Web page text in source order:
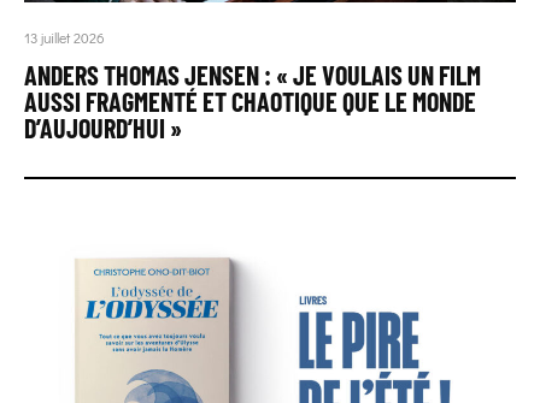
13 juillet 2026
ANDERS THOMAS JENSEN : « JE VOULAIS UN FILM
AUSSI FRAGMENTÉ ET CHAOTIQUE QUE LE MONDE
D’AUJOURD’HUI »